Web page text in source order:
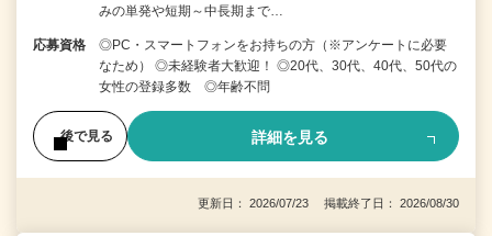
みの単発や短期～中長期まで…
応募資格
◎PC・スマートフォンをお持ちの方（※アンケートに必要
なため） ◎未経験者大歓迎！ ◎20代、30代、40代、50代の
女性の登録多数 ◎年齢不問
後で見る 詳細を見る
更新日： 2026/07/23 掲載終了日： 2026/08/30